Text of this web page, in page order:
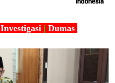
Investigasi | Dumas